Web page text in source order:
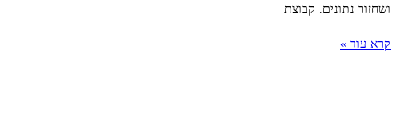
ושחזור נתונים. קבוצת
קרא עוד »